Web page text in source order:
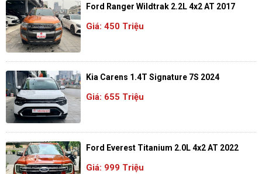
Ford Ranger Wildtrak 2.2L 4x2 AT 2017
Giá: 450 Triệu
Kia Carens 1.4T Signature 7S 2024
Giá: 655 Triệu
Ford Everest Titanium 2.0L 4x2 AT 2022
Giá: 999 Triệu